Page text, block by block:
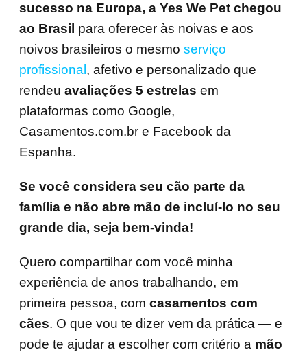
sucesso na Europa, a Yes We Pet chegou
ao Brasil para oferecer às noivas e aos
noivos brasileiros o mesmo serviço
profissional , afetivo e personalizado que
rendeu avaliações 5 estrelas em
plataformas como Google,
Casamentos.com.br e Facebook da
Espanha.
Se você considera seu cão parte da
família e não abre mão de incluí-lo no seu
grande dia, seja bem-vinda!
Quero compartilhar com você minha
experiência de anos trabalhando, em
primeira pessoa, com casamentos com
cães. O que vou te dizer vem da prática — e
pode te ajudar a escolher com critério a mão